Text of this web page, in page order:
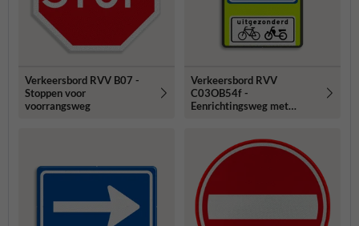
Verkeersbord RVV B07 -
Stoppen voor
voorrangsweg
Verkeersbord RVV
C03OB54f -
Eenrichtingsweg met